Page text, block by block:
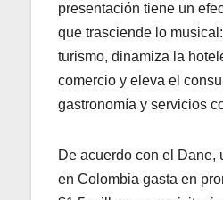
presentación tiene un
que trasciende lo
turismo, dinamiza la
comercio y eleva el
gastronomía y servicios
De acuerdo con el Dane,
en Colombia gasta en